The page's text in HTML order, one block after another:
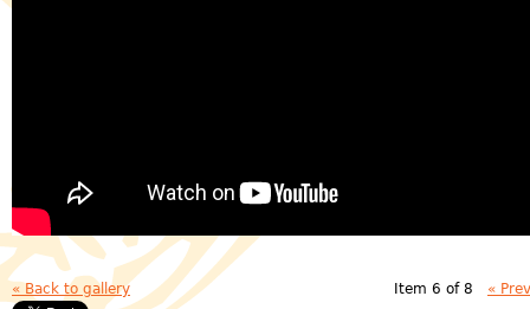
« Back to gallery Item 6 of 8 «